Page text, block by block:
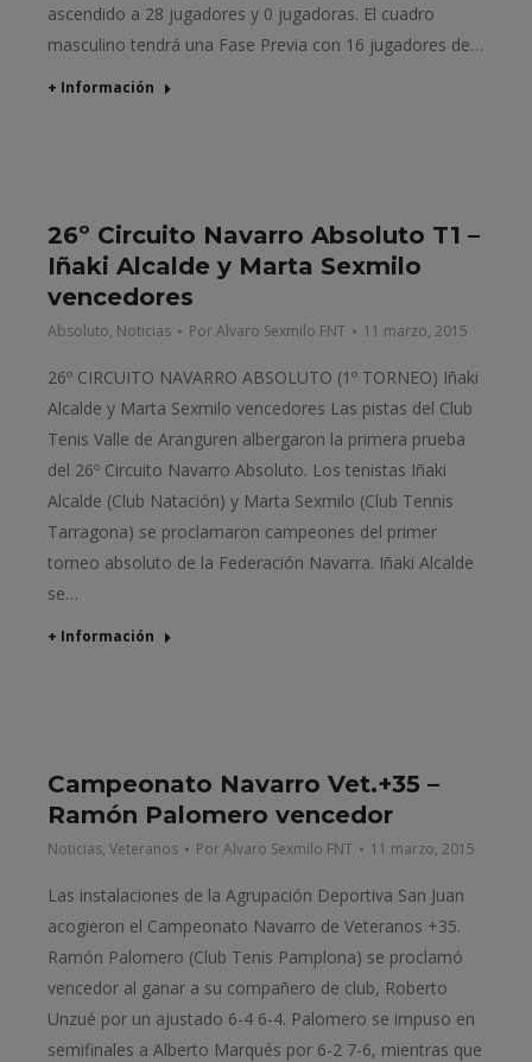
ascendido a 28 jugadores y 0 jugadoras. El cuadro
masculino tendrá una Fase Previa con 16 jugadores de…
+ Información
26º Circuito Navarro Absoluto T1 –
Iñaki Alcalde y Marta Sexmilo
vencedores
Absoluto, Noticias PorAlvaro Sexmilo FNT 11 marzo, 2015
26º CIRCUITO NAVARRO ABSOLUTO (1º TORNEO) Iñaki
Alcalde y Marta Sexmilo vencedores Las pistas del Club
Tenis Valle de Aranguren albergaron la primera prueba
del 26º Circuito Navarro Absoluto. Los tenistas Iñaki
Alcalde (Club Natación) y Marta Sexmilo (Club Tennis
Tarragona) se proclamaron campeones del primer
torneo absoluto de la Federación Navarra. Iñaki Alcalde
se…
+ Información
Campeonato Navarro Vet.+35 –
Ramón Palomero vencedor
Noticias, Veteranos PorAlvaro Sexmilo FNT 11 marzo, 2015
Las instalaciones de la Agrupación Deportiva San Juan
acogieron el Campeonato Navarro de Veteranos +35.
Ramón Palomero (Club Tenis Pamplona) se proclamó
vencedor al ganar a su compañero de club, Roberto
Unzué por un ajustado 6-4 6-4. Palomero se impuso en
semifinales a Alberto Marqués por 6-2 7-6, mientras que